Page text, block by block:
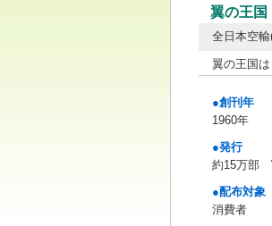
翼の王
全日本空
翼の王国
●創刊年
1960年
●発行
約15万部
●配布対象
消費者